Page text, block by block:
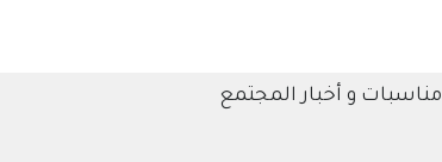
مناسبات و أخبار المجتمع